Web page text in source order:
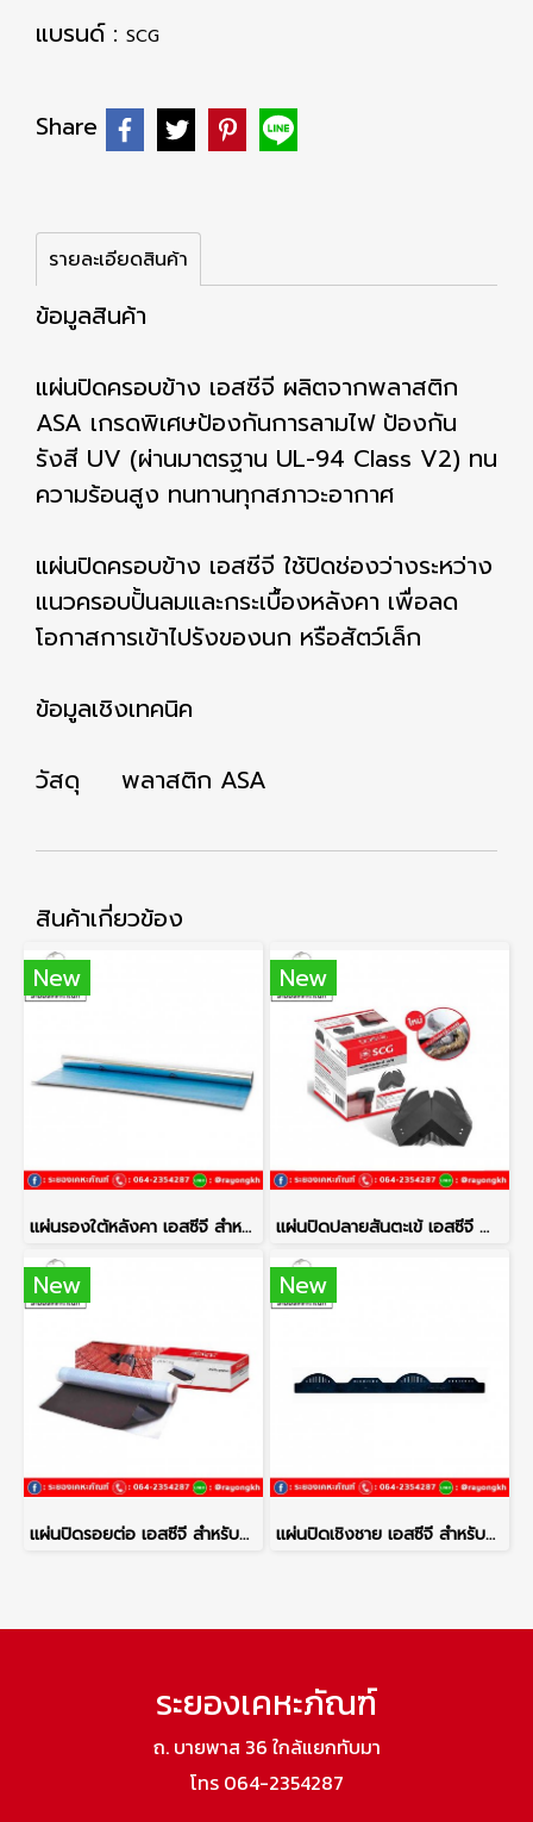
แบรนด์ : SCG
Share
รายละเอียดสินค้า
ข้อมูลสินค้า
แผ่นปิดครอบข้าง เอสซีจี ผลิตจากพลาสติก
ASA เกรดพิเศษป้องกันการลามไฟ ป้องกัน
รังสี UV (ผ่านมาตรฐาน UL-94 Class V2) ทน
ความร้อนสูง ทนทานทุกสภาวะอากาศ
แผ่นปิดครอบข้าง เอสซีจี ใช้ปิดช่องว่างระหว่าง
แนวครอบปั้นลมและกระเบื้องหลังคา เพื่อลด
โอกาสการเข้าไปรังของนก หรือสัตว์เล็ก
ข้อมูลเชิงเทคนิค
วัสดุ พลาสติก ASA
สินค้าเกี่ยวข้อง
New
แผ่นรองใต้หลังคา เอสซีจี สำหรับหลังคาคอนกรีต
New
แผ่นปิดปลายสันตะเข้ เอสซีจี สำหรับกันนก หรือสัตว์เล็ก
New
แผ่นปิดรอยต่อ เอสซีจี สำหรับหลังคาคอนกรีต 10 ม.
New
แผ่นปิดเชิงชาย เอสซีจี สำหรับหลังคาคอนกรีต ลอนเอลาบานา
ระยองเคหะภัณฑ์
ถ. บายพาส 36 ใกล้แยกทับมา
โทร 064-2354287